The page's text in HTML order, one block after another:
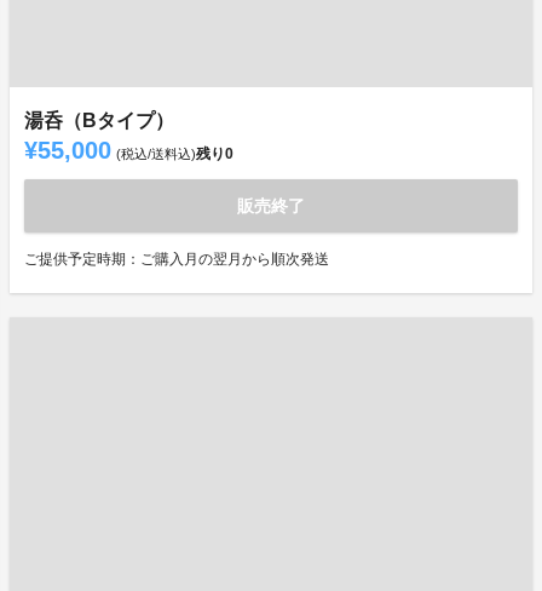
湯呑（Bタイプ）
¥55,000 (税込/送料込)残り0
販売終了
ご提供予定時期：ご購入月の翌月から順次発送